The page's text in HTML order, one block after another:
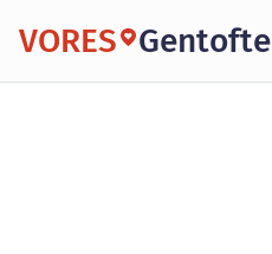
VORES Gentofte